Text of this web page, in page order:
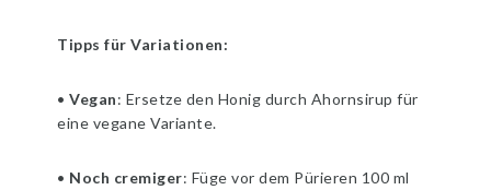
Tipps für Variationen:
•Vegan: Ersetze den Honig durch Ahornsirup für
eine vegane Variante.
• Noch cremiger: Füge vor dem Pürieren 100 ml